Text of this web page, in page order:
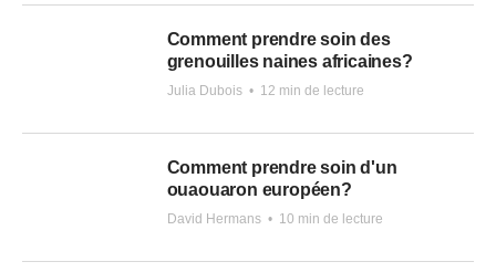
Comment prendre soin des
grenouilles naines africaines?
Julia Dubois • 12 min de lecture
Comment prendre soin d'un
ouaouaron européen?
David Hermans • 10 min de lecture